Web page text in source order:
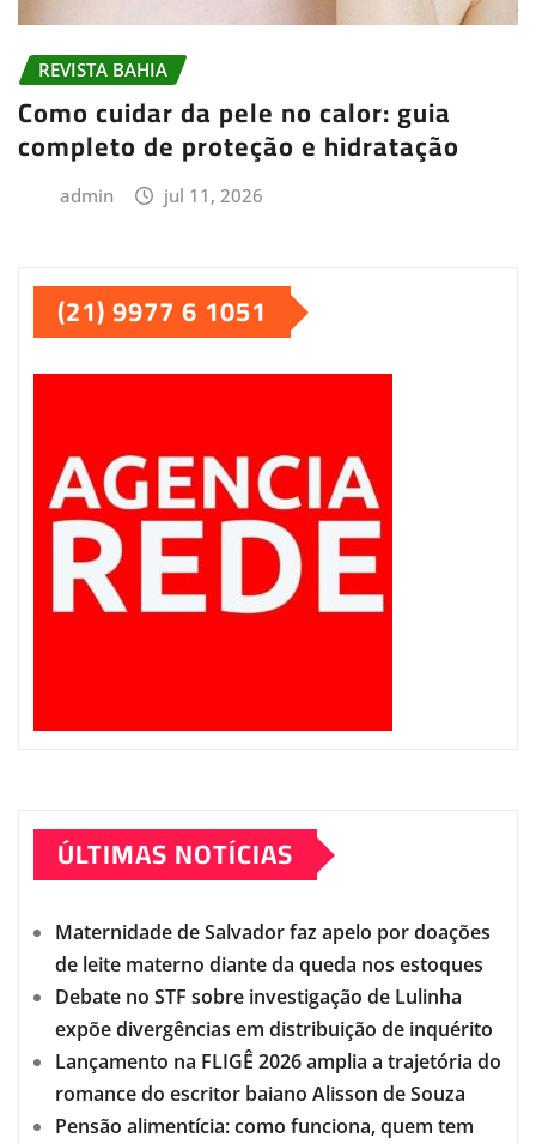
REVISTA BAHIA
Como cuidar da pele no calor: guia
completo de proteção e hidratação
admin jul 11, 2026
(21) 9977 6 1051
ÚLTIMAS NOTÍCIAS
Maternidade de Salvador faz apelo por doações
de leite materno diante da queda nos estoques
Debate no STF sobre investigação de Lulinha
expõe divergências em distribuição de inquérito
Lançamento na FLIGÊ 2026 amplia a trajetória do
romance do escritor baiano Alisson de Souza
Pensão alimentícia: como funciona, quem tem